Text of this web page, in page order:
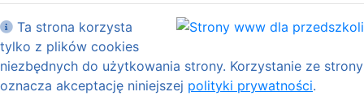
Ta strona korzysta
tylko z plików cookies
niezbędnych do użytkowania strony. Korzystanie ze strony
oznacza akceptację niniejszej polityki prywatności.